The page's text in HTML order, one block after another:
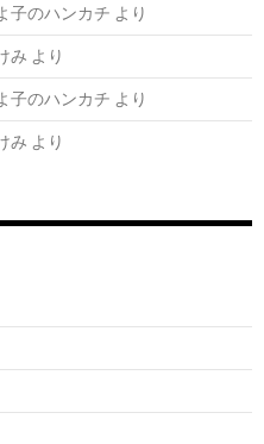
子のハンカチ より
み より
子のハンカチ より
み より